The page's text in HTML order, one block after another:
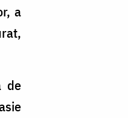
a
de